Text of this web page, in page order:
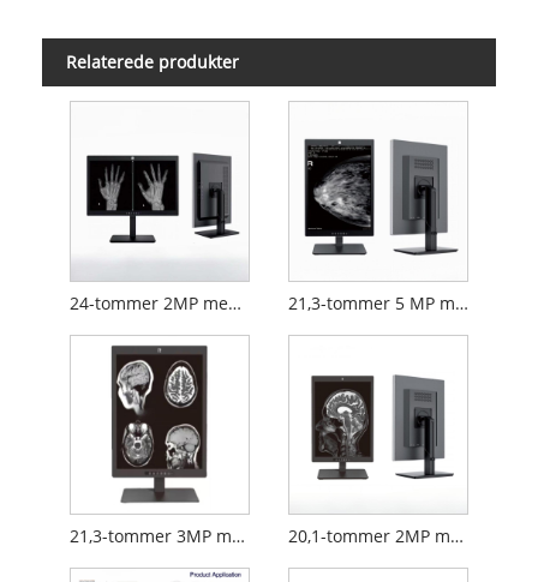
Relaterede produkter
24-tommer 2MP medicinsk diagnostisk skærm 21,3-tommer 5 MP medicinsk diagnostisk skærm
21,3-tommer 3MP medicinsk diagnostisk skærm 20,1-tommer 2MP medicinsk diagnostisk skærm